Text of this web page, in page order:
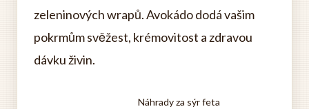
zeleninových wrapů. Avokádo dodá vašim
pokrmům svěžest, krémovitost a zdravou
dávku živin.
Náhrady za sýr feta